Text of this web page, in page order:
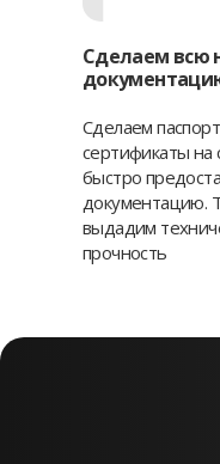
Сделаем всю
Сделаем
сертификаты на
быстро
документацию.
выдадим
прочность